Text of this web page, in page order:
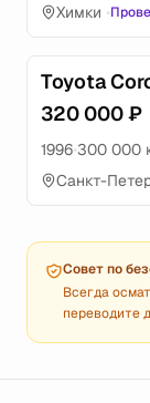
Химки •
Toyota
320 000 ₽
1996•300 000
Санкт-
Совет по
Всегда
переводите